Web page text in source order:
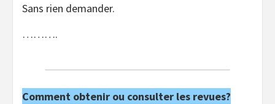
Sans rien demander.
……….
Comment obtenir ou consulter les revues?